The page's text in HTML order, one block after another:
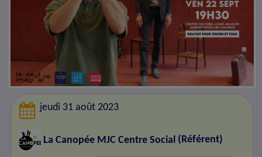
jeudi 31 août 2023
La Canopée MJC Centre Social (Référent)